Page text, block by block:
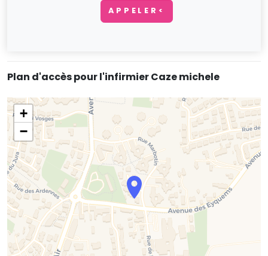
APPELER<
Plan d'accès pour l'infirmier Caze michele
+
−